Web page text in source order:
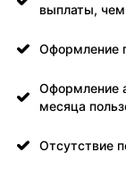
выплаты,
Оформление
Оформление
месяца
Отсутствие